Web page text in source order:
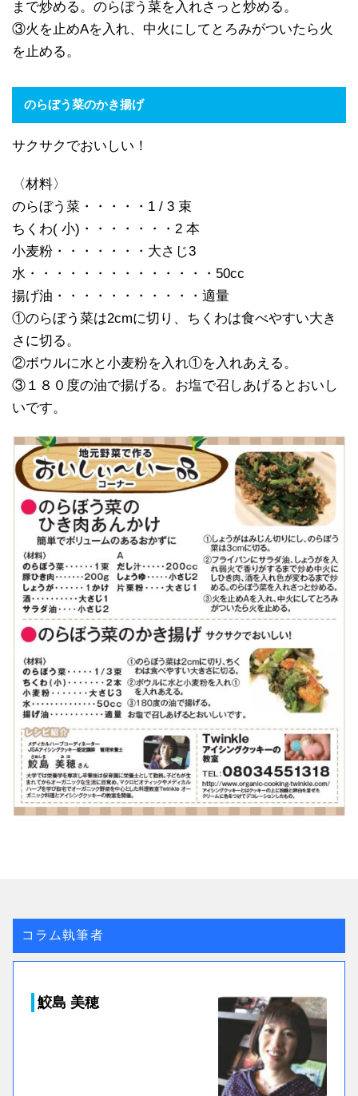
まで炒める。のらぼう菜を入れさっと炒める。
③火を止めAを入れ、中火にしてとろみがついたら火
を止める。
のらぼう菜のかき揚げ
サクサクでおいしい！
〈材料〉
のらぼう菜・・・・・1 / 3 束
ちくわ( 小)・・・・・・・2 本
小麦粉・・・・・・・大さじ3
水・・・・・・・・・・・・・・50cc
揚げ油・・・・・・・・・・・適量
①のらぼう菜は2cmに切り、ちくわは食べやすい大き
さに切る。
②ボウルに水と小麦粉を入れ①を入れあえる。
③１８０度の油で揚げる。お塩で召しあげるとおいし
いです。
コラム執筆者
鮫島 美穂